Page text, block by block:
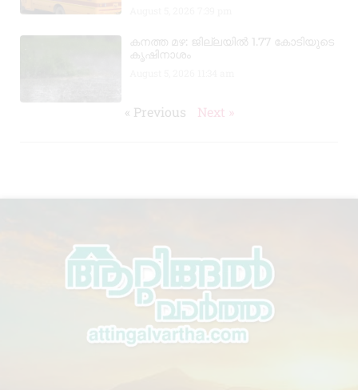
കനത്ത മഴ: ജില്ലയിൽ 1.77 കോടിയുടെ
കൃഷിനാശം
« Previous Next »